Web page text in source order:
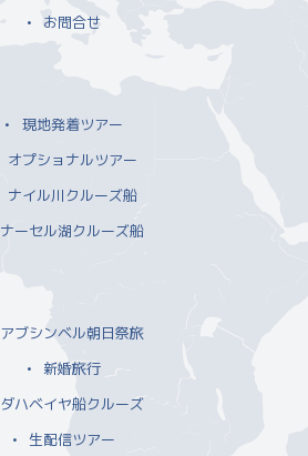
お問合せ
現地発着ツアー
オプショナルツアー
ナイル川クルーズ船
ナーセル湖クルーズ船
アブシンベル朝日祭旅
新婚旅行
ダハベイヤ船クルーズ
生配信ツアー